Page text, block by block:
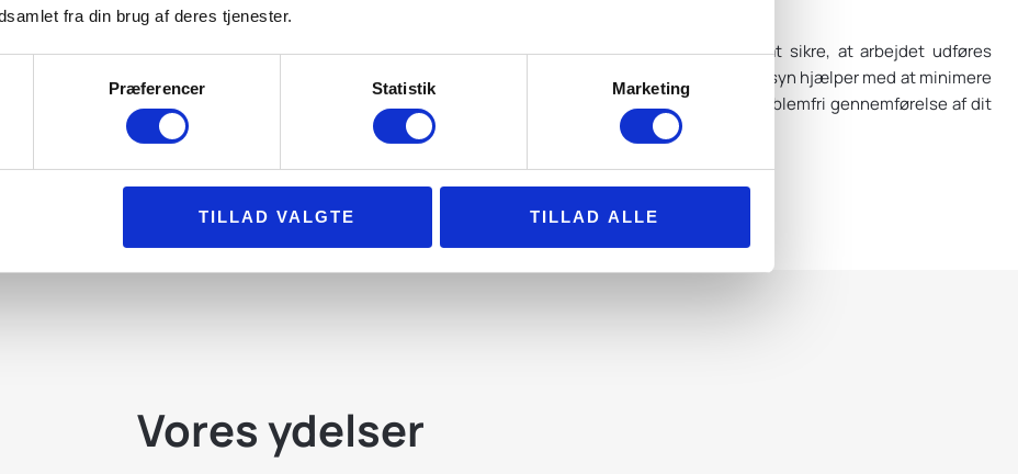
fra din brug af deres tjenester.
Præferencer Statistik Marketing
TILLAD VALGTE TILLAD ALLE
Vi foretager løbende tilsyn med byggeprojekter for at sikre, at arbejdet udføres
korrekt og i overensstemmelse med planerne. Byggetilsyn hjælper med at minimere
risikoen for fejl og forsinkelser, hvilket kan sikrer en problemfri gennemførelse af dit
byggeprojekt.
INDHENT TILBUD 25 500 444
Vores ydelser